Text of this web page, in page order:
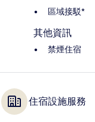
區域接駁*
其他資訊
禁煙住宿
住宿設施服務